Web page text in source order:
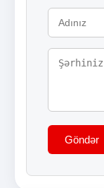
Göndər